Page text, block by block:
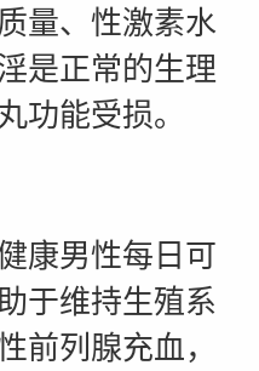
量、性激素水
是正常的生理
功能受损。
康男性每日可
于维持生殖系
前列腺充血，